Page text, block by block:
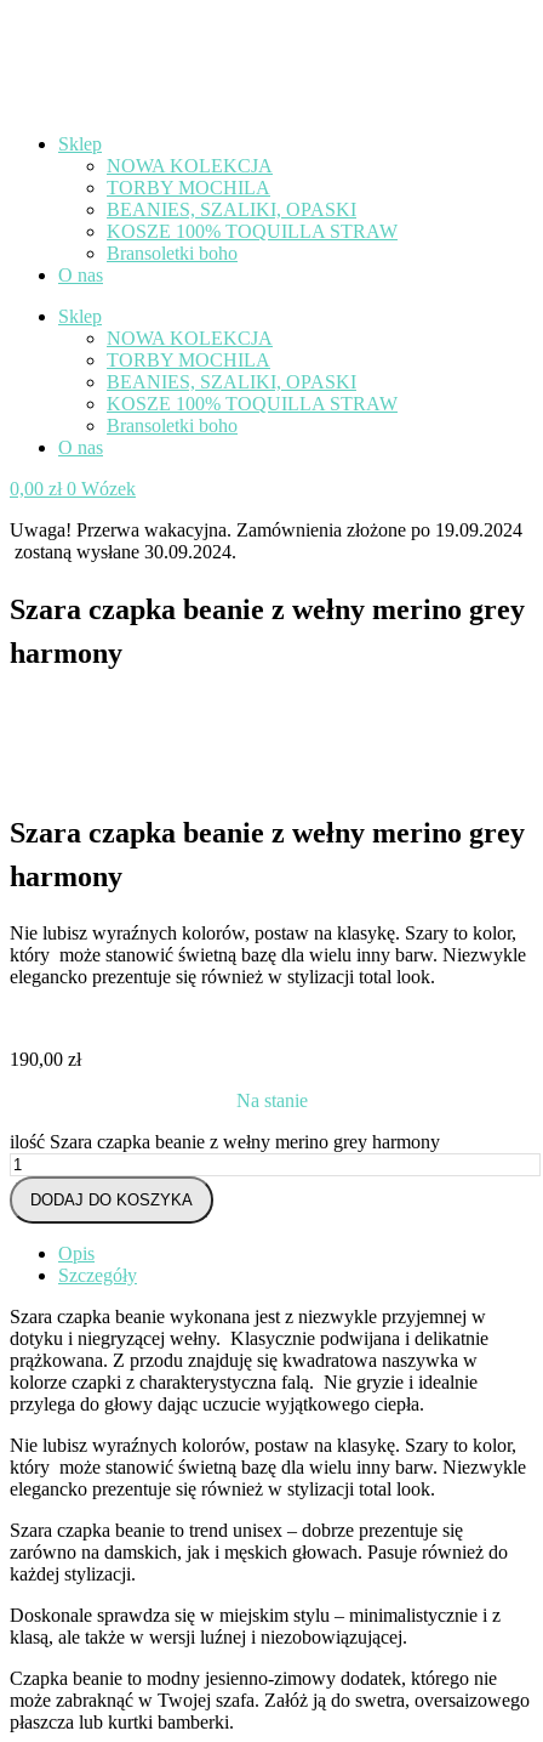
Sklep
NOWA KOLEKCJA
TORBY MOCHILA
BEANIES, SZALIKI, OPASKI
KOSZE 100% TOQUILLA STRAW
Bransoletki boho
O nas
Sklep
NOWA KOLEKCJA
TORBY MOCHILA
BEANIES, SZALIKI, OPASKI
KOSZE 100% TOQUILLA STRAW
Bransoletki boho
O nas
0,00 zł 0 Wózek
Uwaga! Przerwa wakacyjna. Zamównienia złożone po 19.09.2024
zostaną wysłane 30.09.2024.
Szara czapka beanie z wełny merino grey
harmony
Szara czapka beanie z wełny merino grey
harmony
Nie lubisz wyraźnych kolorów, postaw na klasykę. Szary to kolor,
który może stanowić świetną bazę dla wielu inny barw. Niezwykle
elegancko prezentuje się również w stylizacji total look.
190,00 zł
Na stanie
ilość Szara czapka beanie z wełny merino grey harmony
DODAJ DO KOSZYKA
Opis
Szczegóły
Szara czapka beanie wykonana jest z niezwykle przyjemnej w
dotyku i niegryzącej wełny. Klasycznie podwijana i delikatnie
prążkowana. Z przodu znajduję się kwadratowa naszywka w
kolorze czapki z charakterystyczna falą. Nie gryzie i idealnie
przylega do głowy dając uczucie wyjątkowego ciepła.
Nie lubisz wyraźnych kolorów, postaw na klasykę. Szary to kolor,
który może stanowić świetną bazę dla wielu inny barw. Niezwykle
elegancko prezentuje się również w stylizacji total look.
Szara czapka beanie to trend unisex – dobrze prezentuje się
zarówno na damskich, jak i męskich głowach. Pasuje również do
każdej stylizacji.
Doskonale sprawdza się w miejskim stylu – minimalistycznie i z
klasą, ale także w wersji luźnej i niezobowiązującej.
Czapka beanie to modny jesienno-zimowy dodatek, którego nie
może zabraknąć w Twojej szafa. Załóż ją do swetra, oversaizowego
płaszcza lub kurtki bamberki.